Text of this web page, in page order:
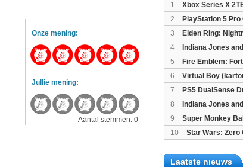
Onze mening:
Jullie mening:
Aantal stemmen: 0
1
Xbox Series X
(XboxSeriesX)
2 PlayStation 5
3
Elden Ring:
4
Indiana Jones
Edition (PS5)
5
Fire Emblem:
(Switch2)
6 Virtual Boy
7
PS5 DualSense
Light Limited Edition)
8 Indiana Jones
9
Super Monkey
10
Star Wars: Zero
Laatste nieuws